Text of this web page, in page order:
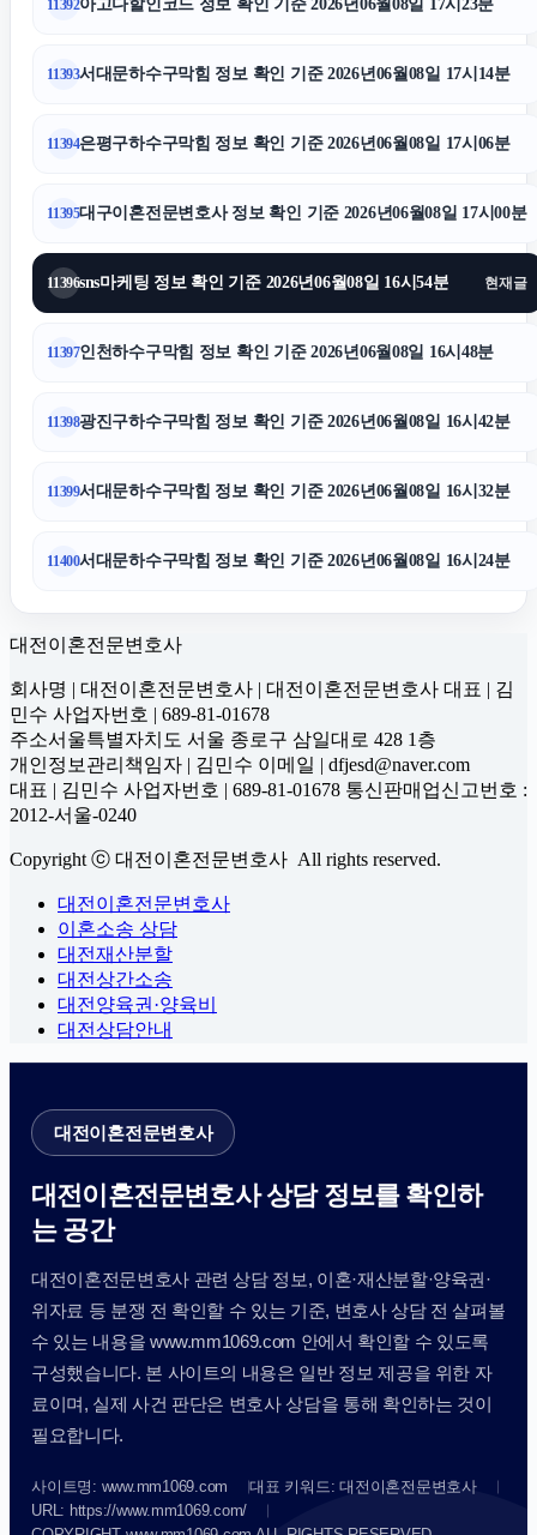
동대문구하수구막힘
안산피부과
부산휴대폰성지
11392아고다할인코드 정보 확인 기준 2026년06월08일 17시23분
11393서대문하수구막힘 정보 확인 기준 2026년06월08일 17시14분
11394은평구하수구막힘 정보 확인 기준 2026년06월08일 17시06분
11395대구이혼전문변호사 정보 확인 기준 2026년06월08일 17시00분
11396sns마케팅 정보 확인 기준 2026년06월08일 16시54분 현재글
11397인천하수구막힘 정보 확인 기준 2026년06월08일 16시48분
11398광진구하수구막힘 정보 확인 기준 2026년06월08일 16시42분
11399서대문하수구막힘 정보 확인 기준 2026년06월08일 16시32분
11400서대문하수구막힘 정보 확인 기준 2026년06월08일 16시24분
대전이혼전문변호사
회사명 | 대전이혼전문변호사 | 대전이혼전문변호사 대표 | 김
민수 사업자번호 | 689-81-01678
주소서울특별자치도 서울 종로구 삼일대로 428 1층
개인정보관리책임자 | 김민수 이메일 | dfjesd@naver.com
대표 | 김민수 사업자번호 | 689-81-01678 통신판매업신고번호 :
2012-서울-0240
Copyright ⓒ 대전이혼전문변호사 All rights reserved.
대전이혼전문변호사
이혼소송 상담
대전재산분할
대전상간소송
대전양육권·양육비
대전상담안내
대전이혼전문변호사
대전이혼전문변호사 상담 정보를 확인하
는 공간
대전이혼전문변호사 관련 상담 정보, 이혼·재산분할·양육권·
위자료 등 분쟁 전 확인할 수 있는 기준, 변호사 상담 전 살펴볼
수 있는 내용을 www.mm1069.com 안에서 확인할 수 있도록
구성했습니다. 본 사이트의 내용은 일반 정보 제공을 위한 자
료이며, 실제 사건 판단은 변호사 상담을 통해 확인하는 것이
필요합니다.
사이트명: www.mm1069.com
대표 키워드: 대전이혼전문변호사
URL: https://www.mm1069.com/